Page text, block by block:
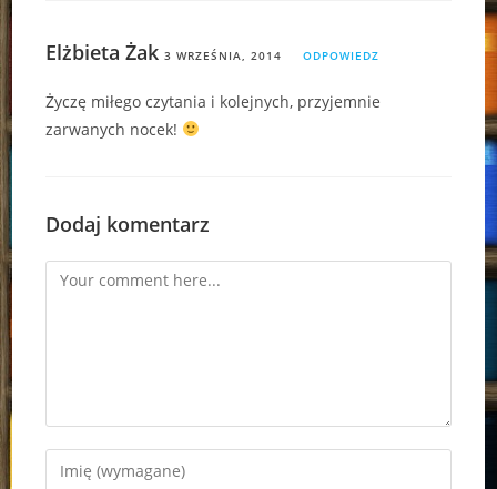
Elżbieta Żak 3 WRZEŚNIA, 2014 ODPOWIEDZ
Życzę miłego czytania i kolejnych, przyjemnie
zarwanych nocek!
Dodaj komentarz
Comment
Enter